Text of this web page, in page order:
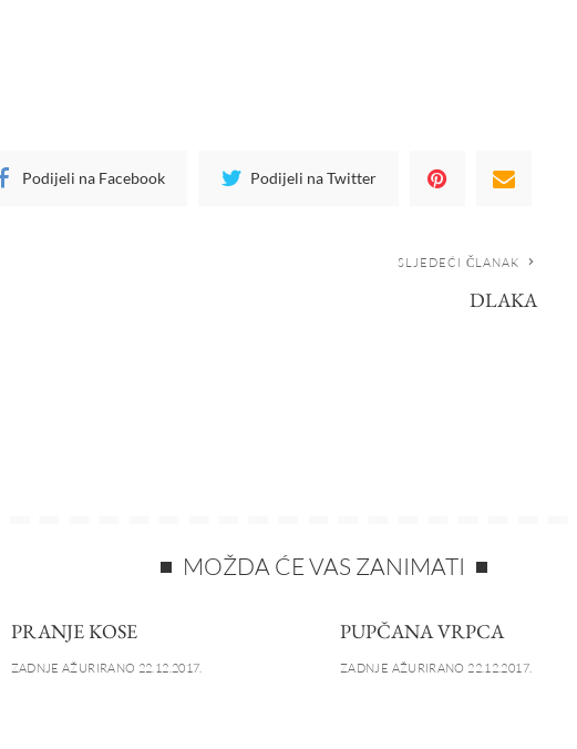
Podijeli na Facebook Podijeli na Twitter
SLJEDEĆI ČLANAK
DLAKA
MOŽDA ĆE VAS ZANIMATI
PRANJE KOSE
ZADNJE AŽURIRANO 22.12.2017.
PUPČANA VRPCA
ZADNJE AŽURIRANO 22.12.2017.